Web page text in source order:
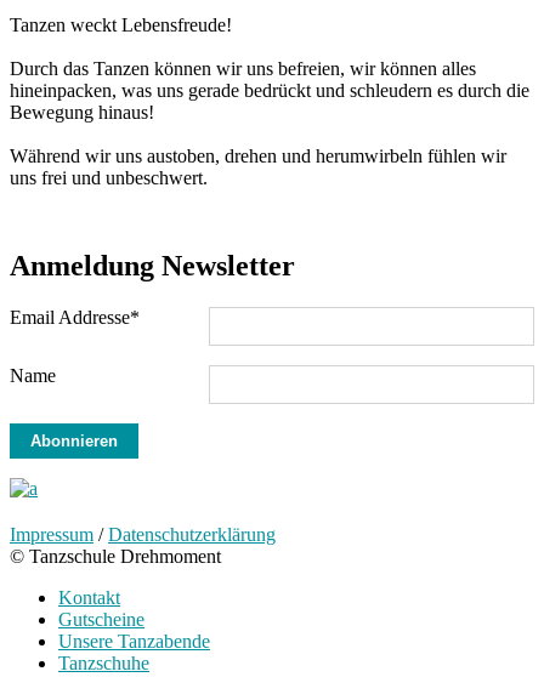
Tanzen weckt Lebensfreude!
Durch das Tanzen können wir uns befreien, wir können alles
hineinpacken, was uns gerade bedrückt und schleudern es durch die
Bewegung hinaus!
Während wir uns austoben, drehen und herumwirbeln fühlen wir
uns frei und unbeschwert.
Anmeldung Newsletter
Email Addresse*
Name
Impressum /Datenschutzerklärung
© Tanzschule Drehmoment
Kontakt
Gutscheine
Unsere Tanzabende
Tanzschuhe